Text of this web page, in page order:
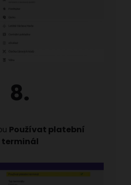
8.
Používat platební
terminál